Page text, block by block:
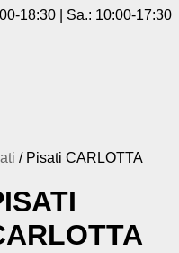
18:30 | Sa.: 10:00-17:30
/ Pisati CARLOTTA